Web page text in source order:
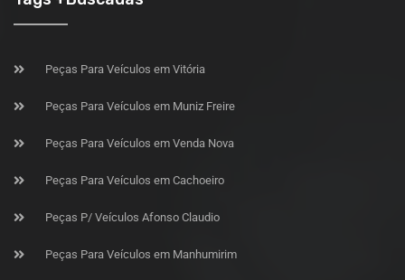
Peças Para Veículos em Vitória
Peças Para Veículos em Muniz Freire
Peças Para Veículos em Venda Nova
Peças Para Veículos em Cachoeiro
Peças P/ Veículos Afonso Claudio
Peças Para Veículos em Manhumirim